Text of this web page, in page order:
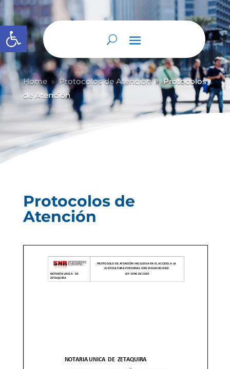
Abrir barra de herramientas
Home 9 Protocolos de Atención 9 Protocolos
de Atención
Protocolos de
Atención